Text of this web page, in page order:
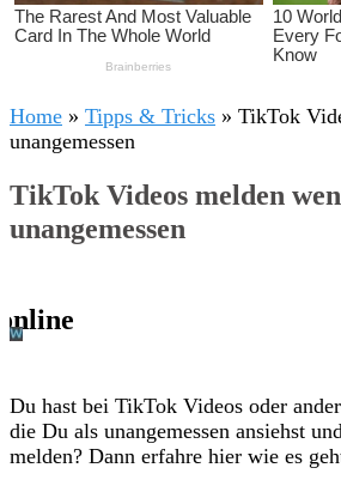
Home » Tipps & Tricks » TikTok
unangemessen
TikTok Videos melden
unangemessen
Du hast bei TikTok Videos oder
die Du als unangemessen ansiehst
melden? Dann erfahre hier wie es